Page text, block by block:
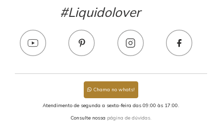
#Liquidolover
Chama no whats!
Atendimento de segunda a sexta-feira das 09:00 às 17:00.
Consulte nossa página de dúvidas.